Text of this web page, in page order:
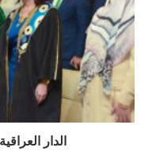
الدار